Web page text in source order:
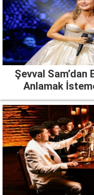
Şevval Sam’dan
Anlamak